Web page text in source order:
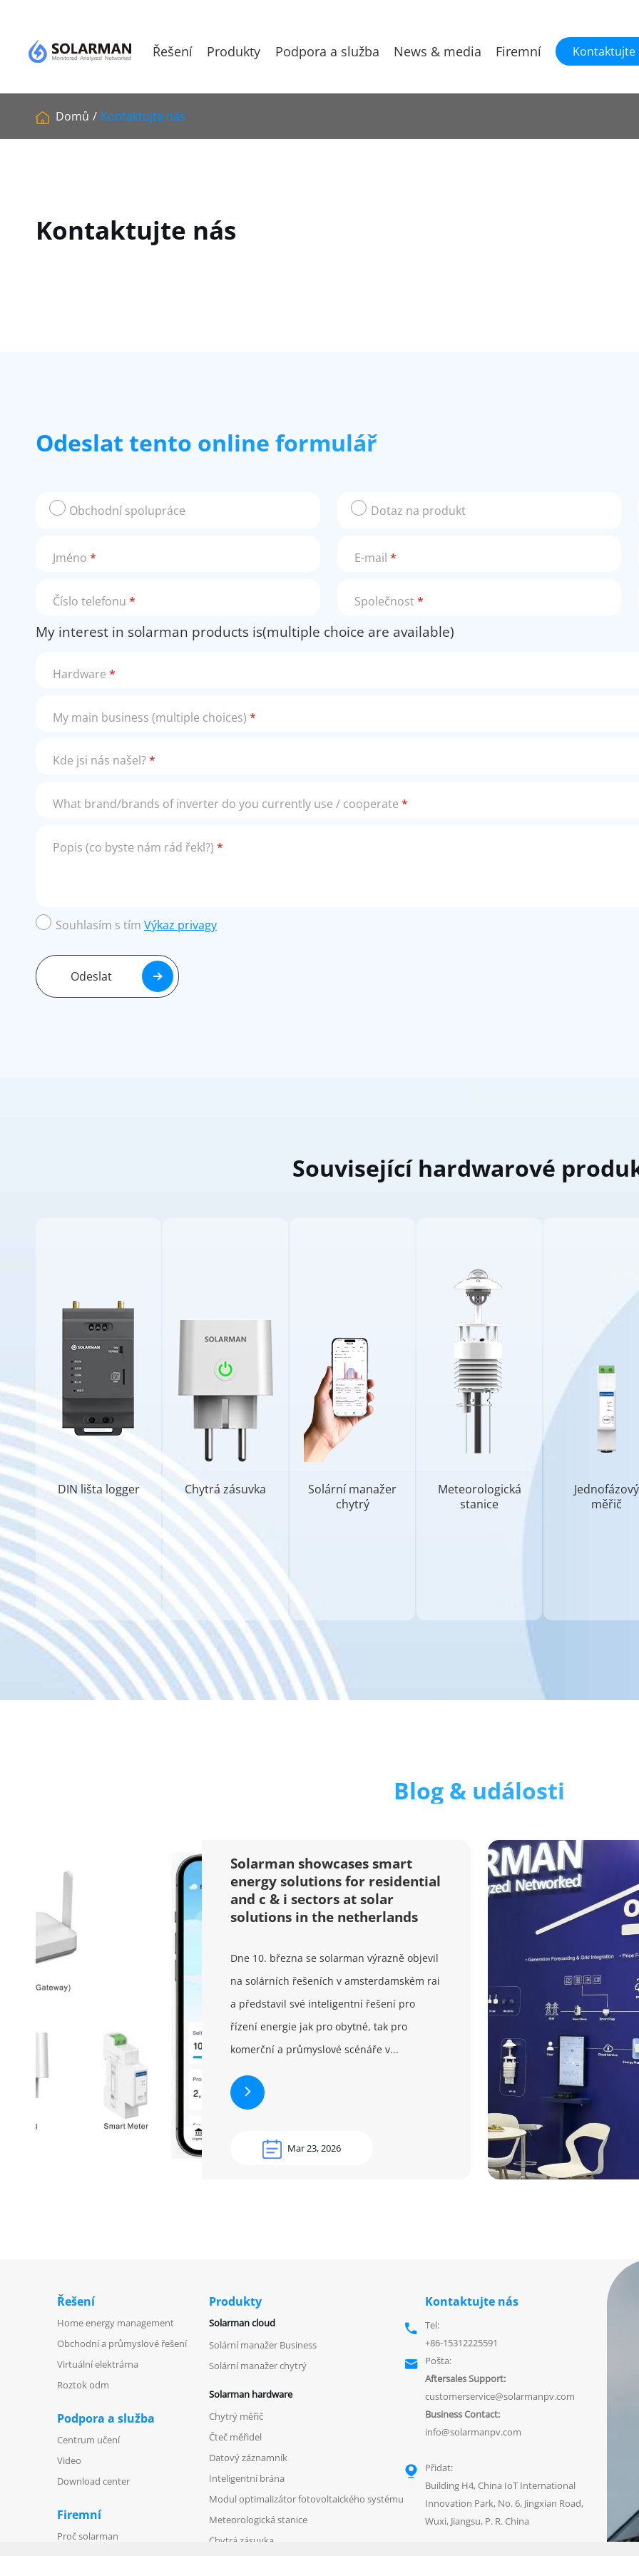
Řešení Produkty Podpora a služba News & media Firemní Kontaktujte
Domů Kontaktujte nás
Kontaktujte nás
Odeslat tento online formulář
Obchodní spolupráce Dotaz na produkt
Jméno * E-mail *
Číslo telefonu * Společnost*
My interest in solarman products is(multiple choice are available)
Hardware *
My main business (multiple choices) *
Kde jsi nás našel?*
What brand/brands of inverter do you currently use / cooperate *
Popis (co byste nám rád řekl?) *
Souhlasím s tím Výkaz privagy
Odeslat
Související hardwarové
DIN lišta logger Chytrá zásuvka
Solární manažer
chytrý
Meteorologická
stanice
Jednofázový
měřič
Blog & události
Solarman showcases smart
energy solutions for residential
and c & i sectors at solar
solutions in the netherlands
Dne 10. března se solarman výrazně objevil
na solárních řešeních v amsterdamském rai
a představil své inteligentní řešení pro
řízení energie jak pro obytné, tak pro
komerční a průmyslové scénáře v...
Mar 23, 2026
Řešení
Home energy management
Obchodní a průmyslové řešení
Virtuální elektrárna
Roztok odm
Podpora a služba
Centrum učení
Video
Download center
Firemní
Proč solarman
Produkty
Solarman cloud
Solární manažer Business
Solární manažer chytrý
Solarman hardware
Chytrý měřič
Čteč měřidel
Datový záznamník
Inteligentní brána
Modul optimalizátor fotovoltaického systému
Meteorologická stanice
Chytrá zásuvka
Kontaktujte nás

Tel:
+86-15312225591

Pošta:
Aftersales Support:
customerservice@solarmanpv.com
Business Contact:
info@solarmanpv.com

Přidat:
Building H4, China IoT International
Innovation Park, No. 6, Jingxian Road,
Wuxi, Jiangsu, P. R. China